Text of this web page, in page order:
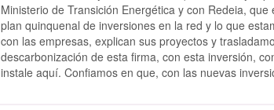
Ministerio de Transición Energética y con Redeia,
plan quinquenal de inversiones en la red y lo que
con las empresas, explican sus proyectos y
descarbonización de esta firma, con esta inversión,
instale aquí. Confiamos en que, con las nuevas